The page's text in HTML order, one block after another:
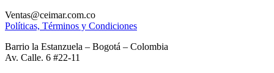
Ventas@ceimar.com.co
Políticas, Términos y Condiciones
Barrio la Estanzuela – Bogotá – Colombia
Av. Calle. 6 #22-11